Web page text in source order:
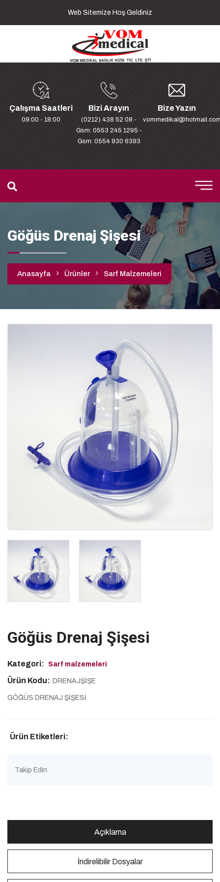
Web Sitemize Hoş Geldiniz
Çalışma Saatleri
09:00 - 18:00
Bizi Arayın
(0212) 438 52 08 -
Gsm: 0553 245 1295 -
Gsm: 0554 930 6393
Bize Yazın
Göğüs Drenaj Şişesi
Anasayfa Ürünler Sarf Malzemeleri
Göğüs Drenaj Şişesi
Kategori: Sarf malzemeleri
Ürün Kodu: DRENAJŞİŞE
GÖĞÜS DRENAJ ŞİŞESİ
Ürün Etiketleri:
Takip Edin
Açıklama
İndirelibilir Dosyalar